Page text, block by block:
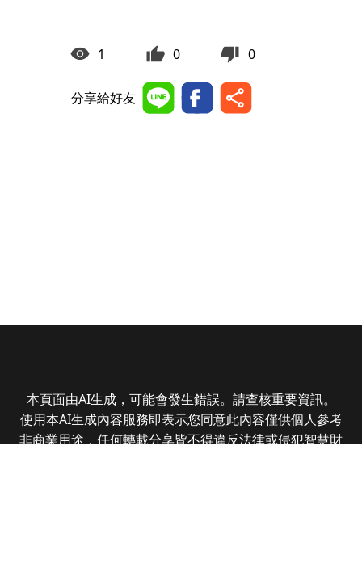
1 0 0
分享給好友
本頁面由AI生成，可能會發生錯誤。請查核重要資訊。
使用本AI生成內容服務即表示您同意此內容僅供個人參考
非商業用途，任何轉載分享皆不得違反法律或侵犯智慧財